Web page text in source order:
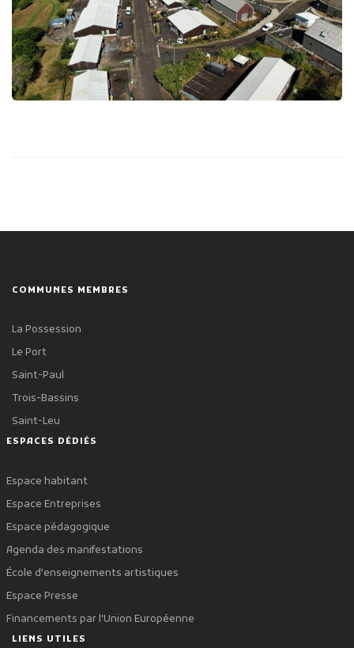
COMMUNES MEMBRES
La Possession
Le Port
Saint-Paul
Trois-Bassins
Saint-Leu
ESPACES DÉDIÉS
Espace habitant
Espace Entreprises
Espace pédagogique
Agenda des manifestations
École d'enseignements artistiques
Espace Presse
Financements par l'Union Européenne
LIENS UTILES